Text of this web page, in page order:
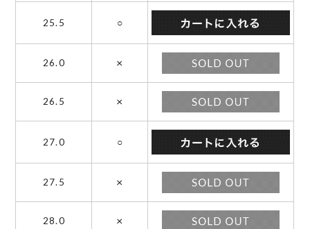
25.5 ○
26.0 ×
26.5 ×
27.0 ○
27.5 ×
28.0 ×